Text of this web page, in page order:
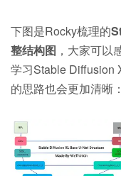
下图是Rocky梳理的
整结构图 ，大家可以
学习Stable Diffusion
的思路也会更加清晰：